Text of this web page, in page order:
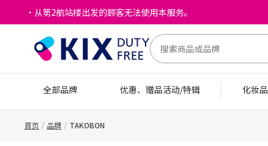
・从第2航站楼出发的顾客无法使用本服务。
全部品牌 优惠、赠品活动/特辑 化妆品
首页 品牌 TAKOBON